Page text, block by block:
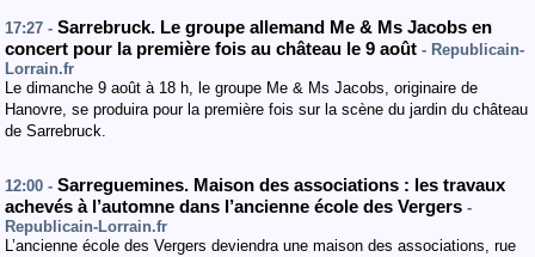
17:27 - Sarrebruck. Le groupe allemand Me & Ms Jacobs en
concert pour la première fois au château le 9 août - Republicain-
Lorrain.fr
Le dimanche 9 août à 18 h, le groupe Me & Ms Jacobs, originaire de
Hanovre, se produira pour la première fois sur la scène du jardin du château
de Sarrebruck.
12:00 - Sarreguemines. Maison des associations : les travaux
achevés à l’automne dans l’ancienne école des Vergers -
Republicain-Lorrain.fr
L’ancienne école des Vergers deviendra une maison des associations, rue